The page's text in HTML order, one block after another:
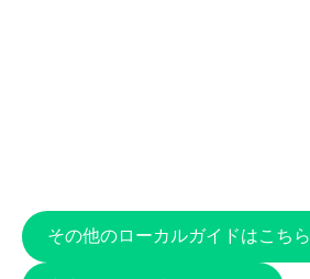
その他のローカルガイドはこちら